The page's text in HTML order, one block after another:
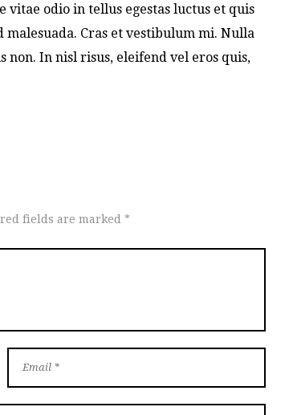
vitae odio in tellus egestas luctus et quis
Cras et vestibulum mi. Nulla
non. In nisl risus, eleifend vel eros quis,
fields are marked *